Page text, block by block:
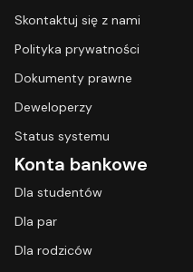
Skontaktuj się z nami
Polityka prywatności
Dokumenty prawne
Deweloperzy
Status systemu
Konta bankowe
Dla studentów
Dla par
Dla rodziców